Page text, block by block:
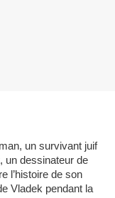
un survivant juif
un dessinateur de
l’histoire de son
Vladek pendant la